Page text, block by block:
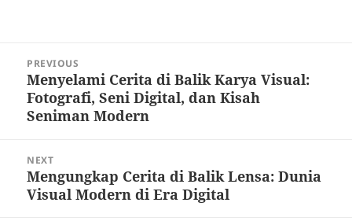
navigation
PREVIOUS
Previous
post:
Menyelami Cerita di Balik Karya Visual:
Fotografi, Seni Digital, dan Kisah
Seniman Modern
NEXT
Next
post:
Mengungkap Cerita di Balik Lensa: Dunia
Visual Modern di Era Digital